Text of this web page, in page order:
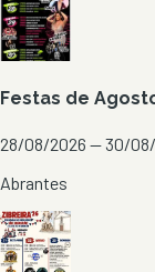
Festas de
28/08/2026 — 30/
Abrantes